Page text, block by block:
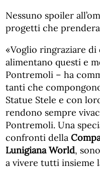
Nessuno spoiler
progetti che
«Voglio ringraziare
alimentano questi e
Pontremoli – ha
tanti che
Statue Stele e con
rendono sempre
Pontremoli. Una
confronti della
Lunigiana World,
a vivere tutti insieme